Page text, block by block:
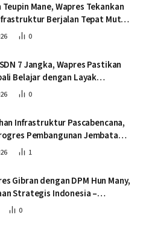
Mane, Wapres Tekankan
Berjalan Tepat Mutu
0
7 Jangka, Wapres Pastikan
Belajar dengan Layak
0
Infrastruktur Pascabencana,
Pembangunan Jembatan
Bireuen1
Gibran dengan DPM Hun Many,
Strategis Indonesia –
0